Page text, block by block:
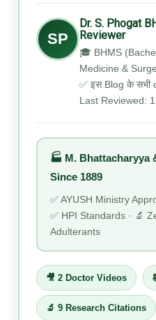
SP
Dr. S. Phogat
Reviewer
🎓 BHMS
Medicine &
✅ इस Blog के
Last Reviewed:
🏭 M. Bhattacharyya
Since 1889
✅ AYUSH Ministry
✅ HPI Standards · 🔬
Adulterants
🎥 2 Doctor Videos
🔬 9 Research Citations